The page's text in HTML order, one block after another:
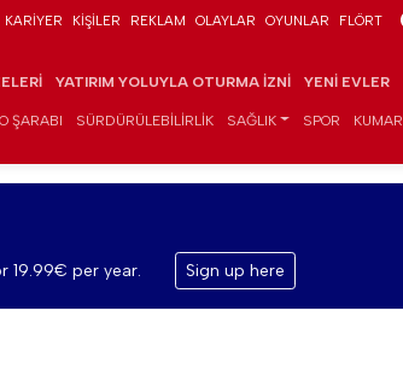
KARIYER KIŞILER REKLAM OLAYLAR OYUNLAR FLÖRT
YATIRIM YOLUYLA OTURMA İZNI YENI EVLER
ŞARABI SÜRDÜRÜLEBILIRLIK SAĞLIK SPOR KUMAR
19.99€ per year. Sign up here